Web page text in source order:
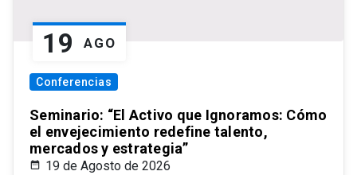
19 AGO
Conferencias
Seminario: “El Activo que Ignoramos: Cómo
el envejecimiento redefine talento,
mercados y estrategia”
19 de Agosto de 2026